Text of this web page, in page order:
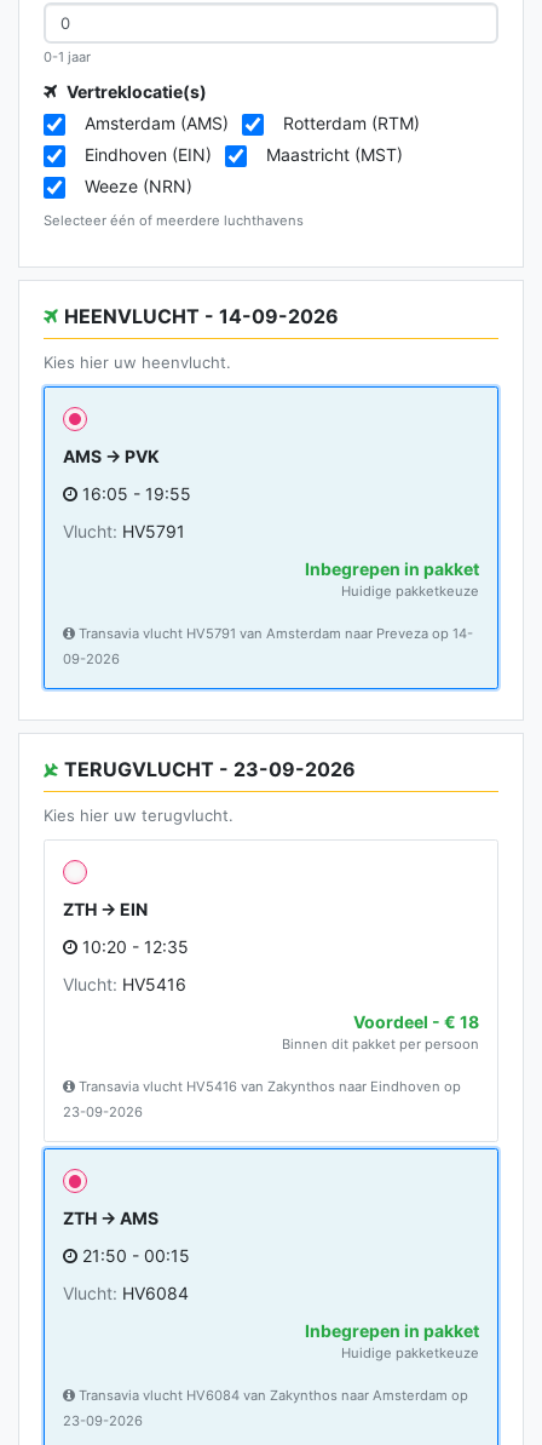
0-1 jaar
Vertreklocatie(s)
Amsterdam (AMS)
Rotterdam (RTM)
Eindhoven (EIN)
Maastricht (MST)
Weeze (NRN)
Selecteer één of meerdere luchthavens
HEENVLUCHT - 14-09-2026
Kies hier uw heenvlucht.
AMS → PVK
16:05 - 19:55
Vlucht: HV5791
Inbegrepen in pakket
Huidige pakketkeuze
Transavia vlucht HV5791 van Amsterdam naar Preveza op 14-
09-2026
TERUGVLUCHT - 23-09-2026
Kies hier uw terugvlucht.
ZTH → EIN
10:20 - 12:35
Vlucht: HV5416
Voordeel - € 18
Binnen dit pakket per persoon
Transavia vlucht HV5416 van Zakynthos naar Eindhoven op
23-09-2026
ZTH → AMS
21:50 - 00:15
Vlucht: HV6084
Inbegrepen in pakket
Huidige pakketkeuze
Transavia vlucht HV6084 van Zakynthos naar Amsterdam op
23-09-2026